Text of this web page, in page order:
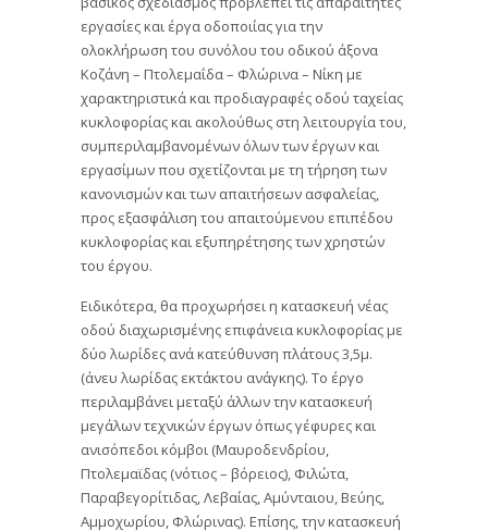
εργασίες και έργα οδοποιίας για την
ολοκλήρωση του συνόλου του οδικού άξονα
Κοζάνη – Πτολεμαΐδα – Φλώρινα – Νίκη με
χαρακτηριστικά και προδιαγραφές οδού ταχείας
κυκλοφορίας και ακολούθως στη λειτουργία του,
συμπεριλαμβανομένων όλων των έργων και
εργασίμων που σχετίζονται με τη τήρηση των
κανονισμών και των απαιτήσεων ασφαλείας,
προς εξασφάλιση του απαιτούμενου επιπέδου
κυκλοφορίας και εξυπηρέτησης των χρηστών
του έργου.
Ειδικότερα, θα προχωρήσει η κατασκευή νέας
οδού διαχωρισμένης επιφάνεια κυκλοφορίας με
δύο λωρίδες ανά κατεύθυνση πλάτους 3,5μ.
(άνευ λωρίδας εκτάκτου ανάγκης). Το έργο
περιλαμβάνει μεταξύ άλλων την κατασκευή
μεγάλων τεχνικών έργων όπως γέφυρες και
ανισόπεδοι κόμβοι (Μαυροδενδρίου,
Πτολεμαϊδας (νότιος – βόρειος), Φιλώτα,
Παραβεγορίτιδας, Λεβαίας, Αμύνταιου, Βεύης,
Αμμοχωρίου, Φλώρινας). Επίσης, την κατασκευή